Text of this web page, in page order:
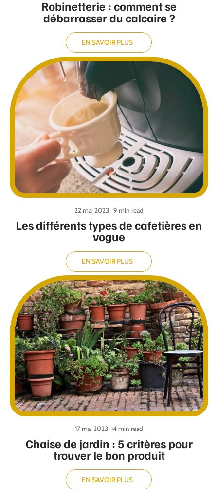
Robinetterie : comment se
débarrasser du calcaire ?
EN SAVOIR PLUS
Les différents types de cafetières en
vogue
22 mai 2023 9 min read
EN SAVOIR PLUS
Chaise de jardin : 5 critères pour
trouver le bon produit
17 mai 2023 4 min read
EN SAVOIR PLUS